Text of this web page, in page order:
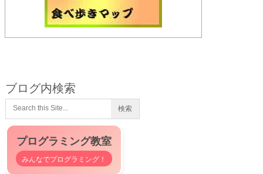
ブログ内検索
プログラミング教室
みんなでプログラミング！